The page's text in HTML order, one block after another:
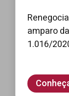
amparo
1.016/